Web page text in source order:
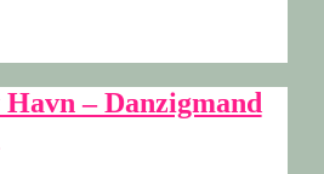
– Danzigmand